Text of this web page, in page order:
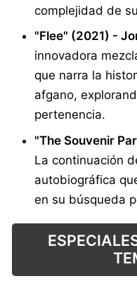
complejidad de
"Flee" (2021) -
innovadora
que narra la
afgano,
pertenencia.
"The Souvenir
La continuación
autobiográfica
en su búsqueda